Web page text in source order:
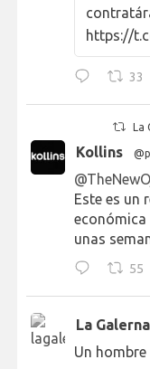
https://
33
Kollins
Este es un
económica
unas
55
La Galerna
Un